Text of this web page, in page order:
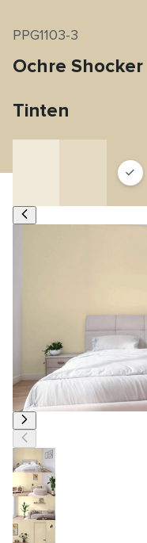
PPG1103-3
Ochre Shocker
Tinten